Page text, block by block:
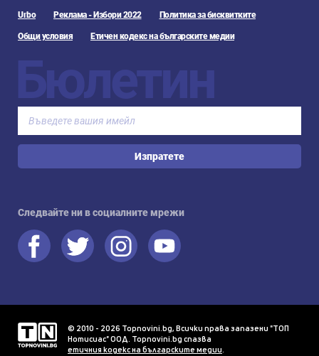
Urbo Реклама - Избори 2022 Политика за бисквитките
Общи условия Етичен кодекс на българските медии
Бюлетин
Изпратете
Следвайте ни в социалните мрежи
© 2010 - 2026 Topnovini.bg, Всички права запазени "ТОП
Нотисиас" ООД. Topnovini.bg спазва
етичния кодекс на българските медии.